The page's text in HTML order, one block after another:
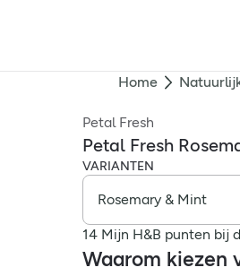
Home
Petal Fresh
Petal Fresh
VARIANTEN
14 Mijn H&B punten bij
Waarom kiezen